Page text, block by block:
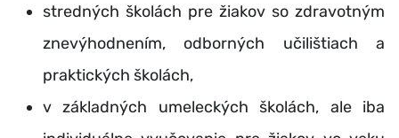
stredných školách pre žiakov so zdravotným
znevýhodnením, odborných učilištiach a
praktických školách,
v základných umeleckých školách, ale iba